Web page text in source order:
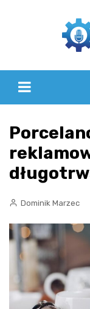
Dominik Marzec